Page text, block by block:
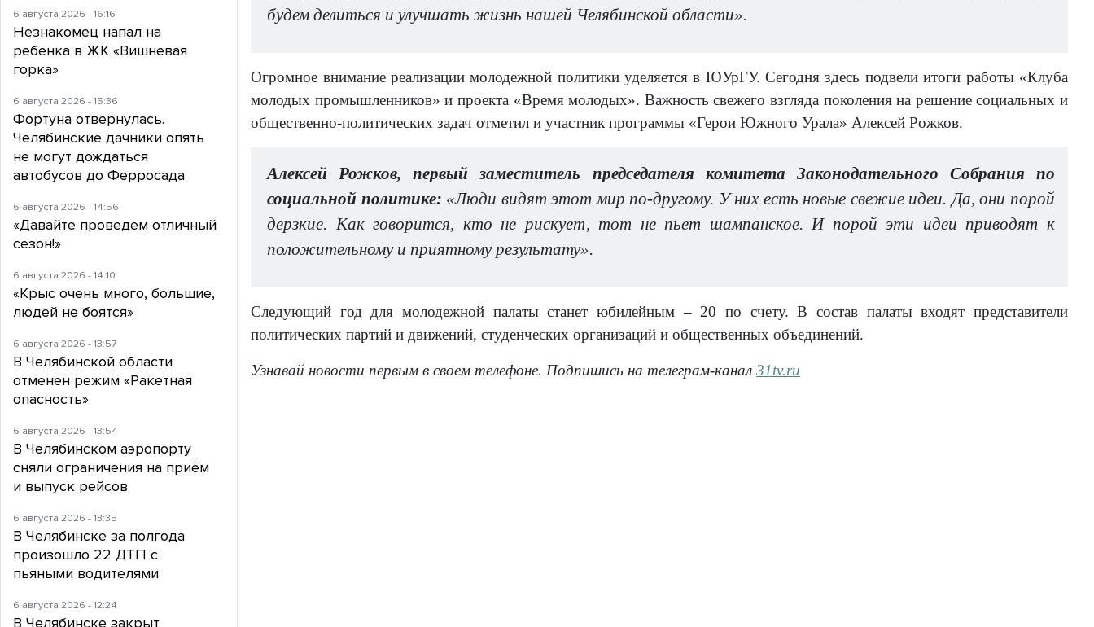
будем делиться и улучшать жизнь нашей Челябинской области».
Огромное внимание реализации молодежной политики уделяется в ЮУрГУ. Сегодня здесь подвели итоги работы «Клуба
молодых промышленников» и проекта «Время молодых». Важность свежего взгляда поколения на решение социальных и
общественно-политических задач отметил и участник программы «Герои Южного Урала» Алексей Рожков.
Алексей Рожков, первый заместитель председателя комитета Законодательного Собрания по
социальной политике: «Люди видят этот мир по-другому. У них есть новые свежие идеи. Да, они порой
дерзкие. Как говорится, кто не рискует, тот не пьет шампанское. И порой эти идеи приводят к
положительному и приятному результату».
Следующий год для молодежной палаты станет юбилейным – 20 по счету. В состав палаты входят представители
политических партий и движений, студенческих организаций и общественных объединений.
Узнавай новости первым в своем телефоне. Подпишись на телеграм-канал31tv.ru
6 августа 2026 - 16:16
Незнакомец напал на
ребенка в ЖК «Вишневая
горка»
6 августа 2026 - 15:36
Фортуна отвернулась.
Челябинские дачники опять
не могут дождаться
автобусов до Ферросада
6 августа 2026 - 14:56
«Давайте проведем отличный
сезон!»
6 августа 2026 - 14:10
«Крыс очень много, большие,
людей не боятся»
6 августа 2026 - 13:57
В Челябинской области
отменен режим «Ракетная
опасность»
6 августа 2026 - 13:54
В Челябинском аэропорту
сняли ограничения на приём
и выпуск рейсов
6 августа 2026 - 13:35
В Челябинске за полгода
произошло 22 ДТП с
пьяными водителями
6 августа 2026 - 12:24
В Челябинске закрыт